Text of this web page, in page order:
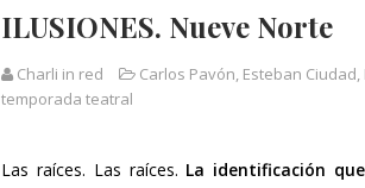
ILUSIONES. Nueve Norte
Charli in red Carlos Pavón, Esteban Ciudad,
temporada teatral
Las raíces. Las raíces. La identificación